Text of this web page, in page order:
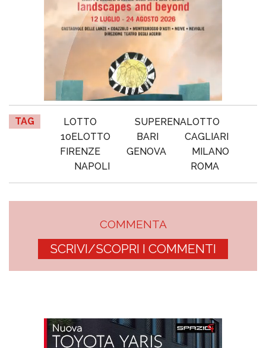
TAG LOTTO
SUPERENALOTTO
10ELOTTO
BARI
CAGLIARI
FIRENZE
GENOVA
MILANO
NAPOLI
ROMA
COMMENTA
SCRIVI/SCOPRI I COMMENTI